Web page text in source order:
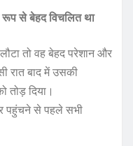
रूप से बेहद विचलित था
तो वह बेहद परेशान और
रात बाद में उसकी
तोड़ दिया।
पहुंचने से पहले सभी